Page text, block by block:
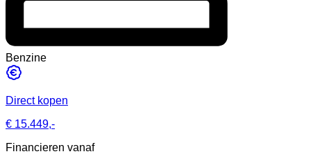
Benzine
Direct kopen
€ 15.449,-
Financieren vanaf